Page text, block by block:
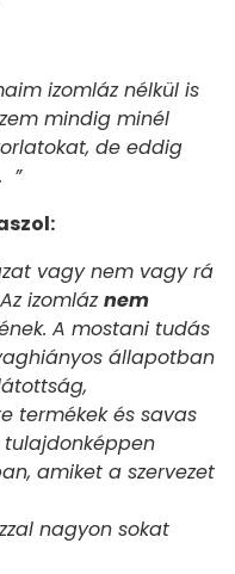
izomláz nélkül is
mindig minél
de eddig
”
vagy nem vagy rá
izomláznem
A mostani tudás
állapotban
termékek és savas
tulajdonképpen
amiket a szervezet
nagyon sokat